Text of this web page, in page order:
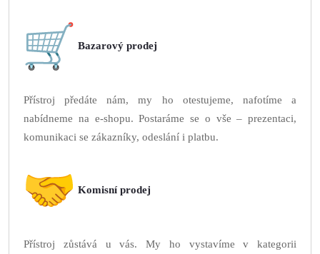
Bazarový prodej
Přístroj předáte nám, my ho otestujeme, nafotíme a
nabídneme na e-shopu. Postaráme se o vše – prezentaci,
komunikaci se zákazníky, odeslání i platbu.
Komisní prodej
Přístroj zůstává u vás. My ho vystavíme v kategorii